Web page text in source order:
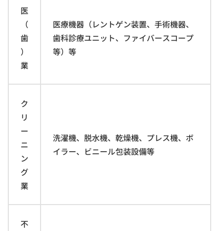
医
（
歯
）
業
医療機器（レントゲン装置、手術機器、
歯科診療ユニット、ファイバースコープ
等）等
ク
リ
ー
ニ
ン
グ
業
洗濯機、脱水機、乾燥機、プレス機、ボ
イラー、ビニール包装設備等
不